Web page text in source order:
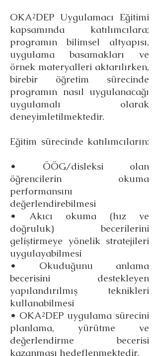
OKA²DEP Uygulamacı Eğitimi
kapsamında katılımcılara;
programın bilimsel altyapısı,
uygulama basamakları ve
örnek materyalleri aktarılırken,
birebir öğretim sürecinde
programın nasıl uygulanacağı
uygulamalı olarak
deneyimletilmektedir.
Eğitim sürecinde katılımcıların:
• ÖÖG/disleksi olan
öğrencilerin okuma
performansını
değerlendirebilmesi
• Akıcı okuma (hız ve
doğruluk) becerilerini
geliştirmeye yönelik stratejileri
uygulayabilmesi
• Okuduğunu anlama
becerisini destekleyen
yapılandırılmış teknikleri
kullanabilmesi
• OKA²DEP uygulama sürecini
planlama, yürütme ve
değerlendirme becerisi
kazanması hedeflenmektedir.